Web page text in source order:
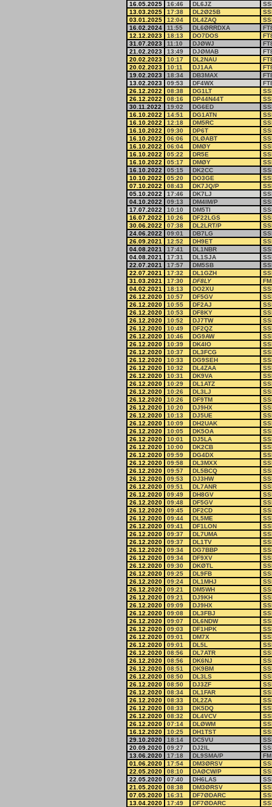
16.05.2025
16:46 DL6JZ
13.03.2025
17:38 DL2Ø25B
03.01.2025
12:04 DL4ZAQ
16.02.2024
11:55 DL6ØRRDXA
12.12.2023
18:13 DO7DOS
31.07.2023
11:10 DJØWJ
21.02.2023
13:49 DJØMAB
20.02.2023
10:17 DL2NAU
20.02.2023
10:11 DJ1AA
19.02.2023
18:34 DB3MAX
13.02.2023
09:53 DF4WX
26.12.2022
08:38 DG1LT
26.12.2022
08:16 DP44N44T
30.11.2022
19:02 DG6ED
16.10.2022
14:51 DG1ATN
16.10.2022
12:18 DM5RC
16.10.2022
09:30 DP6T
16.10.2022
06:06 DLØABT
16.10.2022
06:04 DMØY
16.10.2022
05:22 DR5E
16.10.2022
05:17 DMØY
16.10.2022
05:15 DK2CC
10.10.2022
05:20 DO3GE
07.10.2022
08:43 DK7JQ/P
05.10.2022
17:46 DK7LJ
04.10.2022
09:13 DM4IM/P
17.07.2022
10:10 DM5TI
16.07.2022
10:26 DF22LGS
30.06.2022
07:38 DL2LRT/P
24.06.2022
09:01 DB7LG
26.09.2021
12:52 DH9ET
04.08.2021
17:41 DL1NBR
04.08.2021
17:31 DL1SJA
22.07.2021
17:57 DM5SB
22.07.2021
17:32 DL1GZH
31.03.2021
17:30 DF8LY
FM
04.02.2021
18:13 DO2XU
26.12.2020
10:57 DF5GV
26.12.2020
10:55 DF2AJ
26.12.2020
10:53 DF8KY
26.12.2020
10:52 DJ7TW
26.12.2020
10:49 DF2QZ
26.12.2020
10:46 DG9AW
26.12.2020
10:39 DK4IO
26.12.2020
10:37 DL3FCG
26.12.2020
10:33 DG9SEH
26.12.2020
10:32 DL4ZAA
26.12.2020
10:31 DK9VA
26.12.2020
10:29 DL1ATZ
26.12.2020
10:26 DL3LJ
26.12.2020
10:26 DF9TM
26.12.2020
10:20 DJ9HX
26.12.2020
10:13 DJ5UE
26.12.2020
10:09 DH2UAK
26.12.2020
10:05 DK5OA
26.12.2020
10:01 DJ5LA
26.12.2020
10:00 DK2CB
26.12.2020
09:59 DG4DX
26.12.2020
09:58 DL3MXX
26.12.2020
09:57 DL5BCQ
26.12.2020
09:53 DJ3HW
26.12.2020
09:51 DL7ANR
26.12.2020
09:49 DH8GV
26.12.2020
09:48 DF5GV
26.12.2020
09:45 DF2CD
26.12.2020
09:44 DL5ME
26.12.2020
09:41 DF1LON
26.12.2020
09:37 DL7UMA
26.12.2020
09:37 DL1TV
26.12.2020
09:34 DG7BBP
26.12.2020
09:34 DF9XV
26.12.2020
09:30 DKØTL
26.12.2020
09:25 DL9FB
26.12.2020
09:24 DL1MHJ
26.12.2020
09:21 DM5WH
26.12.2020
09:21 DJ9KH
26.12.2020
09:09 DJ9HX
26.12.2020
09:08 DL3FBJ
26.12.2020
09:07 DL6NDW
26.12.2020
09:03 DF1HPK
26.12.2020
09:01 DM7X
26.12.2020
09:01 DL5L
26.12.2020
08:56 DL7ATR
26.12.2020
08:56 DK6NJ
26.12.2020
08:51 DK9BM
26.12.2020
08:50 DL3LS
26.12.2020
08:50 DJ3ZF
26.12.2020
08:34 DL1FAR
26.12.2020
08:33 DL2ZA
26.12.2020
08:33 DK5DQ
26.12.2020
08:32 DL4VCV
26.12.2020
07:14 DLØWM
16.12.2020
10:25 DH1TST
29.10.2020
18:14 DC5VU
20.09.2020
09:27 DJ2IL
13.06.2020
17:18 DL9SMA/P
FM
01.06.2020
17:54 DM3ØRSV
22.05.2020
08:10 DAØCW/P
22.05.2020
07:40 DH6LAS
21.05.2020
08:38 DM3ØRSV
07.05.2020
16:31 DF7ØDARC
13.04.2020
17:49 DF7ØDARC